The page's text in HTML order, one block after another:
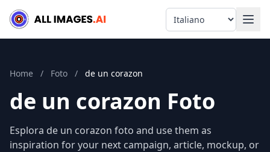
Language
Home / Foto / de un corazon
de un corazon Foto
Esplora de un corazon foto and use them as
inspiration for your next campaign, article, mockup, or